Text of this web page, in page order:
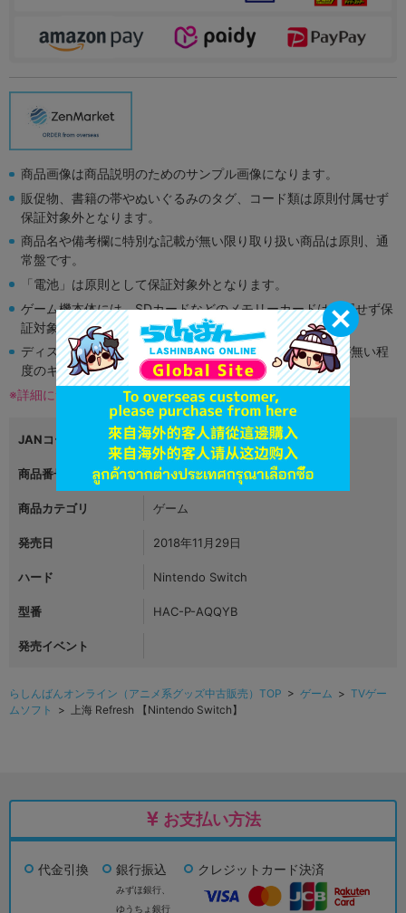
商品画像は商品説明のためのサンプル画像になります。
販促物、書籍の帯やぬいぐるみのタグ、コード類は原則付属せず
保証対象外となります。
商品名や備考欄に特別な記載が無い限り取り扱い商品は原則、通
常盤です。
「電池」は原則として保証対象外となります。
ゲーム機本体には、SDカードなどのメモリーカードは付属せず保
証対象外となります。
ディスク類の読み取り面のキズに関しまして再生に支障が無い程
度のキズがある場合がございます。
※詳細につきましてはコチラ
JANコード 4907940690215
商品番号 L02218281
商品カテゴリ ゲーム
発売日 2018年11月29日
ハード Nintendo Switch
型番 HAC-P-AQQYB
発売イベント
らしんばんオンライン（アニメ系グッズ中古販売）TOP > ゲーム > TVゲー
ムソフト
> 上海 Refresh 【Nintendo Switch】
お支払い方法
代金引換 銀行振込
みずほ銀行、
ゆうちょ銀行
クレジットカード決済